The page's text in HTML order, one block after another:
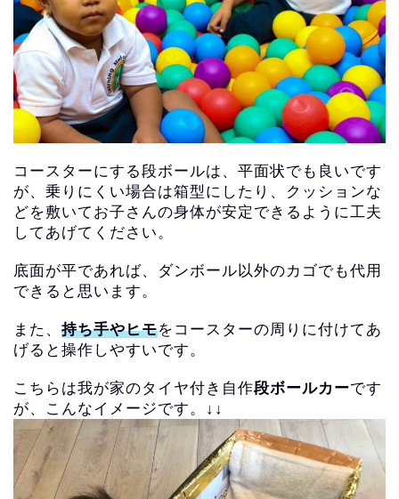
コースターにする段ボールは、平面状でも良いです
が、 乗りにくい場合は箱型にしたり、
クッションな
どを敷いてお子さんの身体が安定できるように工夫
し てあげてください。
底面が平であれば、ダンボール以外のカゴでも代用
できると思います。
また、 持ち手やヒモをコースターの周りに付けてあ
げると操作しやすいです。
こちらは我が家のタイヤ付き自作段ボールカーです
が、
こんなイメージです。↓↓